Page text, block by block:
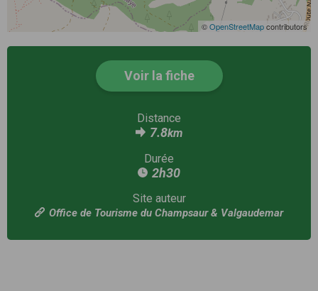
©OpenStreetMapcontributors
Voir la fiche
Distance
7.8km
Durée
2h30
Site auteur
Office de Tourisme du Champsaur & Valgaudemar